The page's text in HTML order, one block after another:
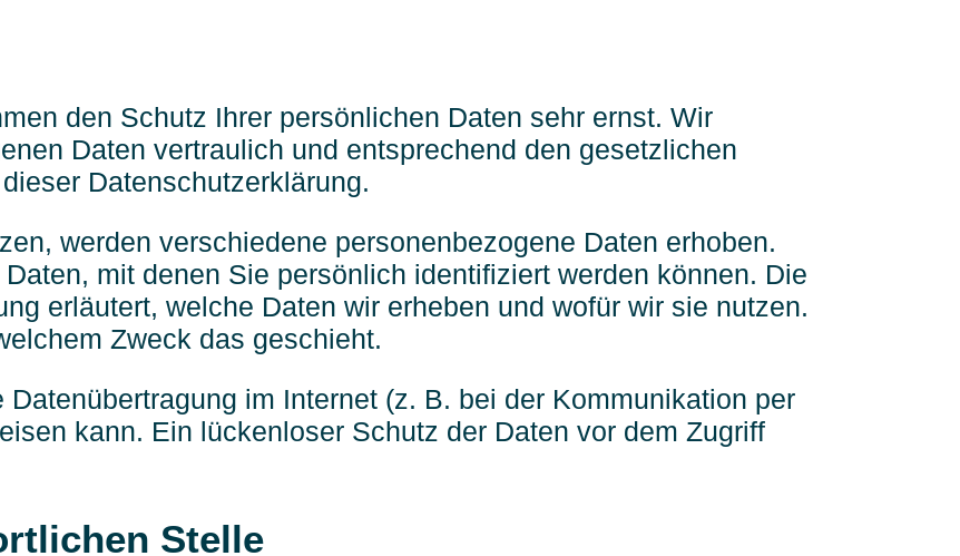
den Schutz Ihrer persönlichen Daten sehr ernst. Wir
Daten vertraulich und entsprechend den gesetzlichen
Datenschutzerklärung.
werden verschiedene personenbezogene Daten erhoben.
mit denen Sie persönlich identifiziert werden können. Die
erläutert, welche Daten wir erheben und wofür wir sie nutzen.
Zweck das geschieht.
im Internet (z. B. bei der Kommunikation per
kann. Ein lückenloser Schutz der Daten vor dem Zugriff
Stelle